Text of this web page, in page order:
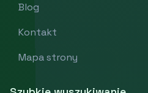
Blog
Kontakt
Mapa strony